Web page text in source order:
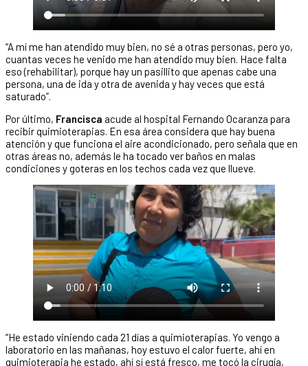
“A mí me han atendido muy bien, no sé a otras personas, pero yo,
cuantas veces he venido me han atendido muy bien. Hace falta
eso (rehabilitar), porque hay un pasillito que apenas cabe una
persona, una de ida y otra de avenida y hay veces que está
saturado”.
Por último, Francisca acude al hospital Fernando Ocaranza para
recibir quimioterapias. En esa área considera que hay buena
atención y que funciona el aire acondicionado, pero señala que en
otras áreas no, además le ha tocado ver baños en malas
condiciones y goteras en los techos cada vez que llueve.
“He estado viniendo cada 21 días a quimioterapias. Yo vengo a
laboratorio en las mañanas, hoy estuvo el calor fuerte, ahí en
quimioterapia he estado, ahí sí está fresco, me tocó la cirugía,